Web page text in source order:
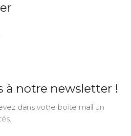
à notre newsletter !
dans votre boite mail un